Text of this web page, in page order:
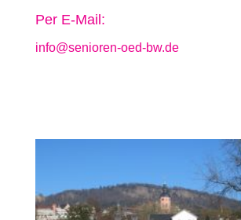
Per E-Mail:
info@senioren-oed-bw.de